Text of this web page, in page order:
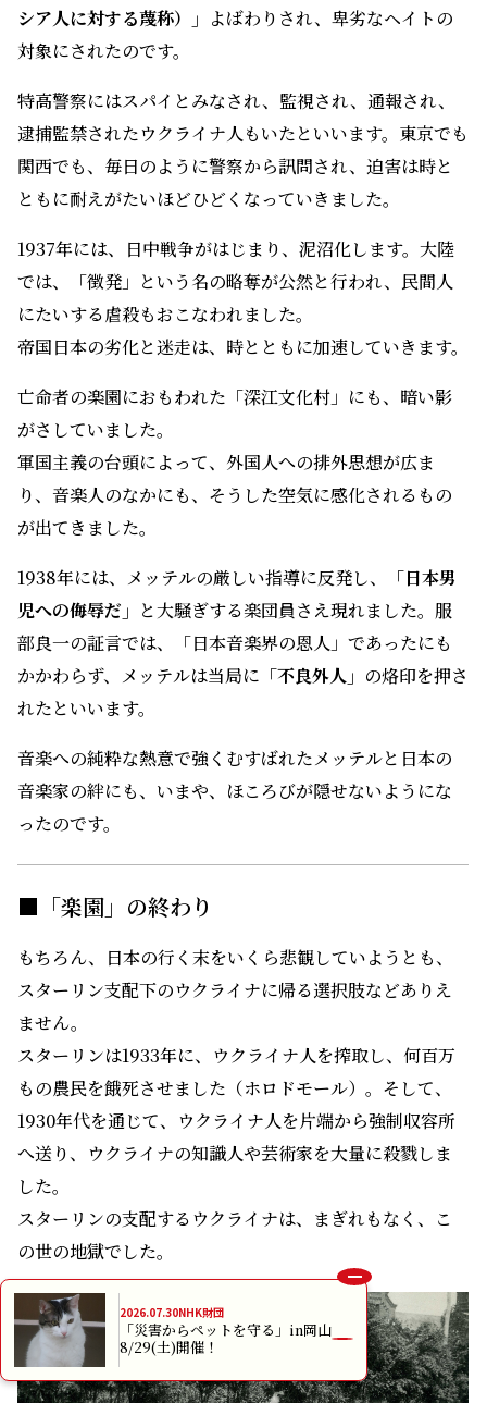
シア人に対する蔑称）」 よばわりされ、卑劣なヘイトの
対象にされたのです。
特高警察にはスパイとみなされ、監視され、通報され、
逮捕監禁されたウクライナ人もいたといいます。東京でも
関西でも、毎日のように警察から訊問され、迫害は時と
ともに耐えがたいほどひどくなっていきました。
1937年には、日中戦争がはじまり、泥沼化します。大陸
では、「徴発」という名の略奪が公然と行われ、民間人
にたいする虐殺もおこなわれました。
帝国日本の劣化と迷走は、時とともに加速していきます。
亡命者の楽園におもわれた「深江文化村」にも、暗い影
がさしていました。
軍国主義の台頭によって、外国人への排外思想が広ま
り、音楽人のなかにも、そうした空気に感化されるもの
が出てきました。
1938年には、メッテルの厳しい指導に反発し、
「日本男
児への侮辱だ」 と大騒ぎする楽団員さえ現れました。服
部良一の証言では、「日本音楽界の恩人」であったにも
かかわらず、メッテルは当局に 「不良外人」 の烙印を押さ
れたといいます。
音楽への純粋な熱意で強くむすばれたメッテルと日本の
音楽家の絆にも、いまや、ほころびが隠せないようにな
ったのです。
■「楽園」の終わり
もちろん、日本の行く末をいくら悲観していようとも、
スターリン支配下のウクライナに帰る選択肢などありえ
ません。
スターリンは1933年に、ウクライナ人を搾取し、何百万
もの農民を餓死させました（ホロドモール）。そして、
1930年代を通じて、ウクライナ人を片端から強制収容所
へ送り、ウクライナの知識人や芸術家を大量に殺戮しま
した。
スターリンの支配するウクライナは、まぎれもなく、こ
の世の地獄でした。
2026.07.30NHK財団
「災害からペットを守る」in岡山
8/29(土)開催！